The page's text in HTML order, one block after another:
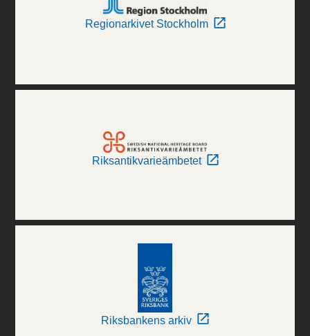
Regionarkivet Stockholm
Riksantikvarieämbetet
Riksbankens arkiv